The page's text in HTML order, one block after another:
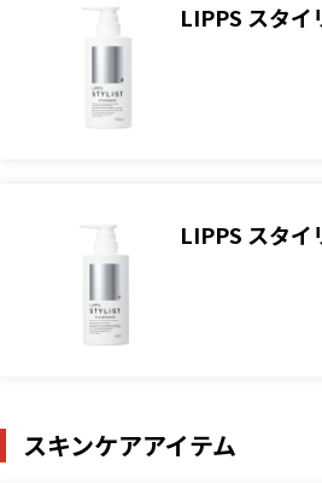
LIPPS スタイ
LIPPS スタイ
スキンケアアイテム